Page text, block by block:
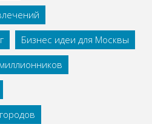
Бизнес идеи для Москвы